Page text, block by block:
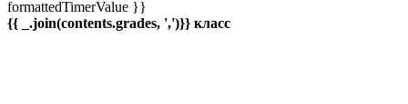
formattedTimerValue }}
{{ _.join(contents.grades, ',')}} класс